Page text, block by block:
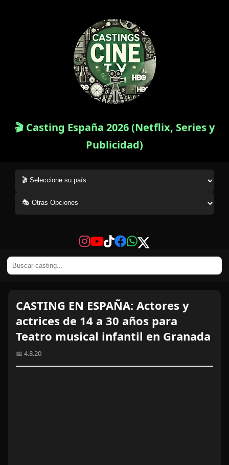
🎬 Casting España 2026 (Netflix, Series y
Publicidad)
CASTING EN ESPAÑA: Actores y
actrices de 14 a 30 años para
Teatro musical infantil en Granada
📅 4.8.20